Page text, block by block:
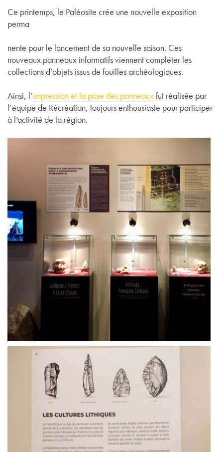
Ce printemps, le Paléosite crée une nouvelle exposition
perma
nente pour le lancement de sa nouvelle saison. Ces
nouveaux panneaux informatifs viennent compléter les
collections d’objets issus de fouilles archéologiques.
Ainsi, l’impression et la pose des panneauxfut réalisée par
l’équipe de Récréation, toujours enthousiaste pour participer
à l’activité de la région.